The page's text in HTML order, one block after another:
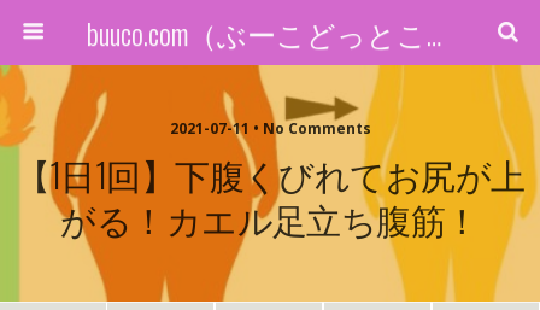
buuco.com（ぶーこどっとこむ）
2021-07-11 • No Comments
【1日1回】下腹くびれてお尻が上
がる！カエル足立ち腹筋！